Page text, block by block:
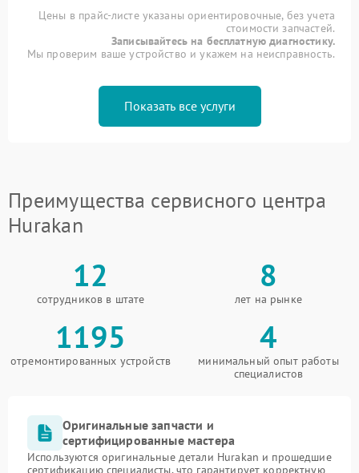
Цены в прайс-листе указаны ориентировочные, без учета
стоимости запчастей.
Записывайтесь на бесплатную диагностику.
Мы проверим ваше устройство и укажем на неисправность.
Показать все услуги
Преимущества сервисного центра
Hurakan
12
сотрудников в штате
8
лет на рынке
1195
отремонтированных устройств
4
минимальный опыт работы
специалистов
Оригинальные запчасти и
сертифицированные мастера
Используются оригинальные детали Hurakan и прошедшие
сертификацию специалисты, что гарантирует корректную